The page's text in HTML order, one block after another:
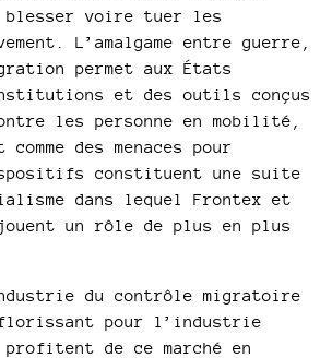
voire tuer les
L’amalgame entre guerre,
permet aux États
et des outils conçus
les personne en mobilité,
des menaces pour
constituent une suite
dans lequel Frontex et
un rôle de plus en plus
du contrôle migratoire
pour l’industrie
de ce marché en